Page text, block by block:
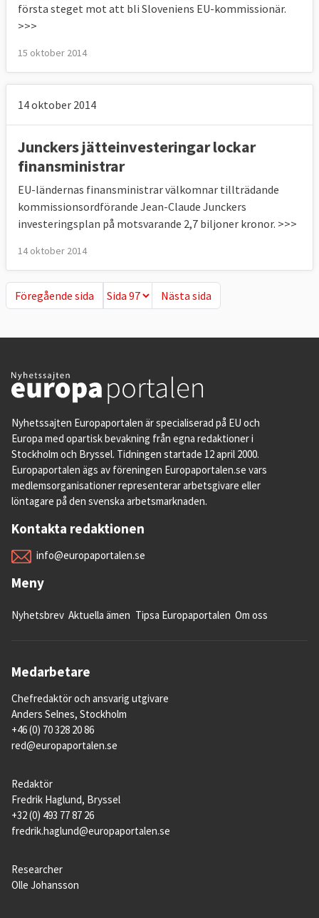
första steget mot att bli Sloveniens EU-kommissionär.
>>>
15 oktober 2014
14 oktober 2014
Junckers jätteinvesteringar lockar
finansministrar
EU-ländernas finansministrar välkomnar tillträdande
kommissionsordförande Jean-Claude Junckers
investeringsplan på motsvarande 2,7 biljoner kronor. >>>
14 oktober 2014
Föregående sida
Föregående sida Nästa sida
Nästa sida
Nyhetssajten Europaportalen är specialiserad på EU och
Europa med opartisk bevakning från egna redaktioner i
Stockholm och Bryssel. Tidningen startade 12 april 2000.
Europaportalen ägs av föreningen Europaportalen.se vars
medlemsorganisationer representerar arbetsgivare eller
löntagare på den svenska arbetsmarknaden.
Kontakta redaktionen
info@europaportalen.se
Meny
Nyhetsbrev Aktuella ämen Tipsa Europaportalen Om oss
Medarbetare
Chefredaktör och ansvarig utgivare
Anders Selnes, Stockholm
+46 (0) 70 328 20 86
red@europaportalen.se
Redaktör
Fredrik Haglund, Bryssel
+32 (0) 493 77 87 26
fredrik.haglund@europaportalen.se
Researcher
Olle Johansson